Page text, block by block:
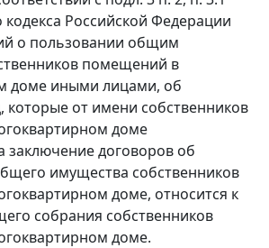
Российской Федерации
о пользовании общим
помещений в
доме иными лицами, об
которые от имени собственников
доме
договоров об
имущества собственников
доме, относится к
собрания собственников
доме.